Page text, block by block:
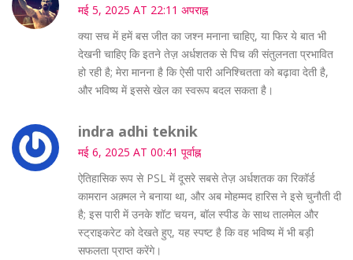
मई 5, 2025 AT 22:11 अपराह्न
क्या सच में हमें बस जीत का जश्न मनाना चाहिए, या फिर ये बात भी
देखनी चाहिए कि इतने तेज़ अर्धशतक से पिच की संतुलनता प्रभावित
हो रही है; मेरा मानना है कि ऐसी पारी अनिश्चितता को बढ़ावा देती है,
और भविष्य में इससे खेल का स्वरूप बदल सकता है।
indra adhi teknik
मई 6, 2025 AT 00:41 पूर्वाह्न
ऐतिहासिक रूप से PSL में दूसरे सबसे तेज़ अर्धशतक का रिकॉर्ड
कामरान अक़्मल ने बनाया था, और अब मोहम्मद हारिस ने इसे चुनौती दी
है; इस पारी में उनके शॉट चयन, बॉल स्पीड के साथ तालमेल और
स्ट्राइकरेट को देखते हुए, यह स्पष्ट है कि वह भविष्य में भी बड़ी
सफलता प्राप्त करेंगे।